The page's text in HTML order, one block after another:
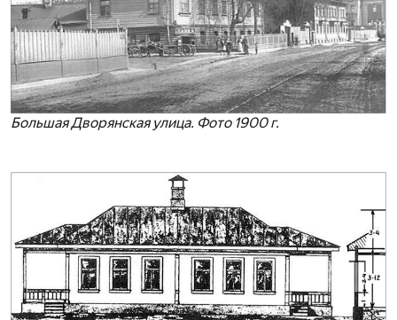
Большая Дворянская улица. Фото 1900 г.